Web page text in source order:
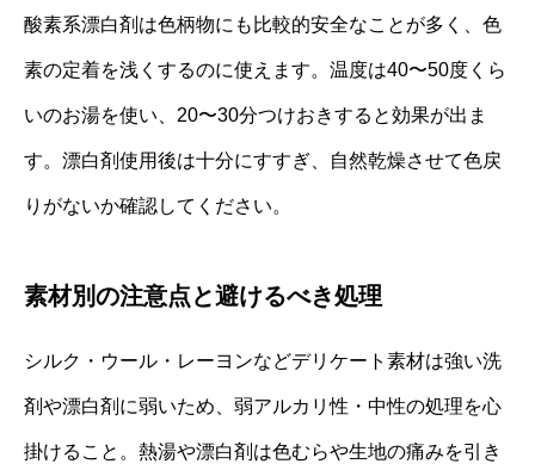
酸素系漂白剤は色柄物にも比較的安全なことが多く、色
素の定着を浅くするのに使えます。温度は40〜50度くら
いのお湯を使い、20〜30分つけおきすると効果が出ま
す。漂白剤使用後は十分にすすぎ、自然乾燥させて色戻
りがないか確認してください。
素材別の注意点と避けるべき処理
シルク・ウール・レーヨンなどデリケート素材は強い洗
剤や漂白剤に弱いため、弱アルカリ性・中性の処理を心
掛けること。熱湯や漂白剤は色むらや生地の痛みを引き